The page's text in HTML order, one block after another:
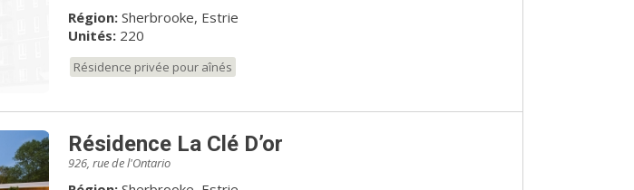
Région: Sherbrooke, Estrie
Unités:220
Résidence privée pour aînés
Résidence La Clé D’or
926, rue de l'Ontario